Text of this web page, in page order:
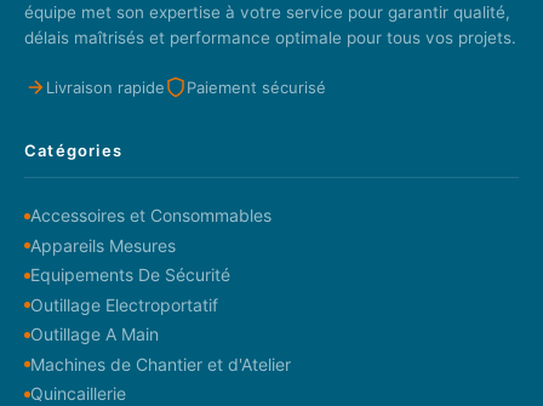
équipe met son expertise à votre service pour garantir qualité,
délais maîtrisés et performance optimale pour tous vos projets.
Livraison rapide Paiement sécurisé
Catégories
Accessoires et Consommables
Appareils Mesures
Equipements De Sécurité
Outillage Electroportatif
Outillage A Main
Machines de Chantier et d'Atelier
Quincaillerie